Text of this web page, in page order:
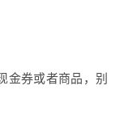
券或者商品，别